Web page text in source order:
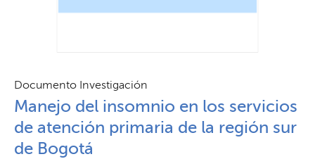
Documento Investigación
Manejo del insomnio en los servicios
de atención primaria de la región sur
de Bogotá